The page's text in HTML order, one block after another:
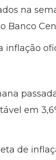
na
Banco
inflação
em
de